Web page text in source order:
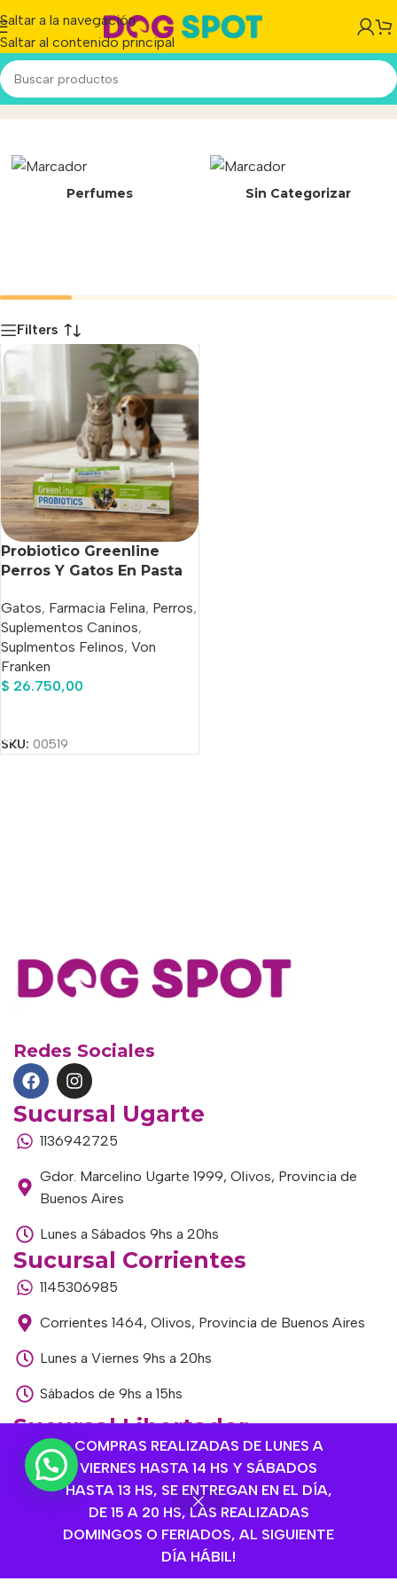
COMPRAS REALIZADAS DE LUNES A
VIERNES HASTA 14 HS Y SÁBADOS
HASTA 13 HS, SE ENTREGAN EN EL DÍA,
DE 15 A 20 HS, LAS REALIZADAS
DOMINGOS O FERIADOS, AL SIGUIENTE
DÍA HÁBIL!
Saltar a la navegación
Saltar al contenido principal
GreenLine ProbioticsInicio/Producto
Perfumes Sin Categorizar
Filters
Probiotico Greenline
Perros Y Gatos En Pasta
Gatos, Farmacia Felina, Perros,
Suplementos Caninos,
Suplmentos Felinos, Von
Franken
$ 26.750,00
SKU: 00519
Redes Sociales
Sucursal Ugarte
1136942725
Gdor. Marcelino Ugarte 1999, Olivos, Provincia de
Buenos Aires
Lunes a Sábados 9hs a 20hs
Sucursal Corrientes
1145306985
Corrientes 1464, Olivos, Provincia de Buenos Aires
Lunes a Viernes 9hs a 20hs
Sábados de 9hs a 15hs
Sucursal Libertador
1168893524
Av. del Libertador 1915, Vte. López, Provincia de
Buenos Aires
Lunes a Viernes de 9hs a 13hs / 16hs a 20hs
Sábados de 9hs a 15hs